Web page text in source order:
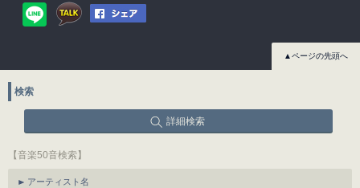
▲ページの先頭へ
検索
詳細検索
【音楽50音検索】
アーティスト名